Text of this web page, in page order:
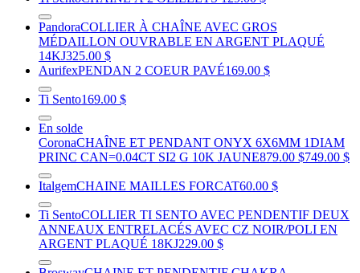
PandoraCOLLIER À CHAÎNE AVEC GROS
MÉDAILLON OUVRABLE EN ARGENT PLAQUÉ
14KJ325.00 $
AurifexPENDAN 2 COEUR PAVÉ169.00 $
Ti Sento169.00 $
En solde
CoronaCHAÎNE ET PENDANT ONYX 6X6MM 1DIAM
PRINC CAN=0.04CT SI2 G 10K JAUNE879.00 $749.00 $
ItalgemCHAINE MAILLES FORCAT60.00 $
Ti SentoCOLLIER TI SENTO AVEC PENDENTIF DEUX
ANNEAUX ENTRELACÉS AVEC CZ NOIR/POLI EN
ARGENT PLAQUÉ 18KJ229.00 $